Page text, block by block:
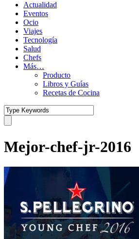
Actualidad
Eventos
Ocio
Viajes
Tecnología
Salud
Chefs
Más…
Producto
Libros y Guías
Recetas de Cocina
Mejor-chef-jr-2016